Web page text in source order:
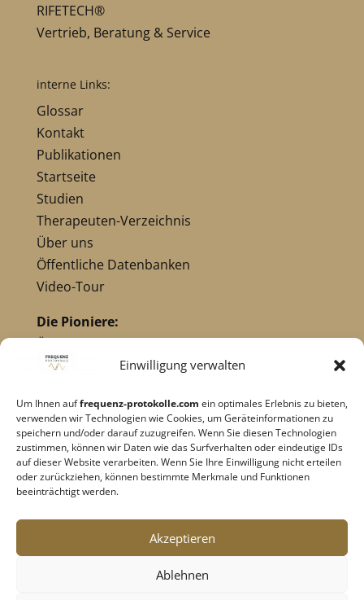
Einwilligung verwalten
Um Ihnen auffrequenz-protokolle.com ein optimales Erlebnis zu bieten,
verwenden wir Technologien wie Cookies, um Geräteinformationen zu
speichern und/oder darauf zuzugreifen. Wenn Sie diesen Technologien
zustimmen, können wir Daten wie das Surfverhalten oder eindeutige IDs
auf dieser Website verarbeiten. Wenn Sie Ihre Einwilligung nicht erteilen
oder zurückziehen, können bestimmte Merkmale und Funktionen
beeinträchtigt werden.
Akzeptieren
Ablehnen
RIFETECH®
Vertrieb, Beratung & Service
interne Links:
Glossar
Kontakt
Publikationen
Startseite
Studien
Therapeuten-Verzeichnis
Über uns
Öffentliche Datenbanken
Video-Tour
Die Pioniere:
Übersicht Pioniere
Nikola Tesla
Dr. Hulda Clark
Robert C. Beck
Georges Lakhovsky
verwandte Pioniere
Datenschutz
Cookie-Richtlinie|AGB's